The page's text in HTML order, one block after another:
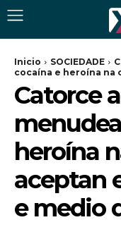
Inicio SOCIEDADE
cocaína e heroína na
Catorce
heroína
aceptan
e medio